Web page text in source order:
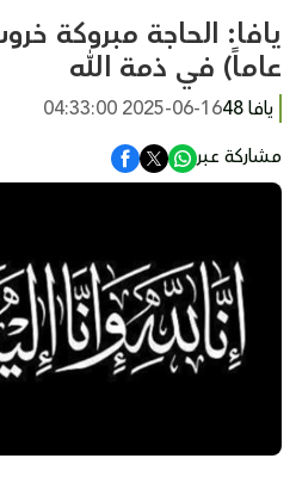
وفيات
المزيد
ارسل خبر
عاماً) في ذمة الله
يافا 48
2025-06-16 04:33:00
مشاركة عبر